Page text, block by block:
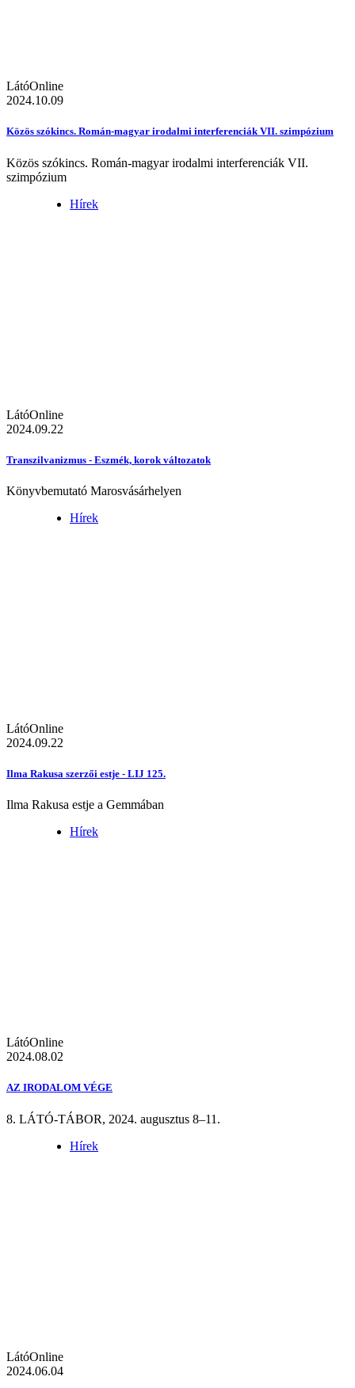
LátóOnline
2024.10.09
Közös szókincs. Román-magyar irodalmi interferenciák VII. szimpózium
Közös szókincs. Román-magyar irodalmi interferenciák VII.
szimpózium
Hírek
LátóOnline
2024.09.22
Transzilvanizmus - Eszmék, korok változatok
Könyvbemutató Marosvásárhelyen
Hírek
LátóOnline
2024.09.22
Ilma Rakusa szerzői estje - LIJ 125.
Ilma Rakusa estje a Gemmában
Hírek
LátóOnline
2024.08.02
AZ IRODALOM VÉGE
8. LÁTÓ-TÁBOR, 2024. augusztus 8–11.
Hírek
LátóOnline
2024.06.04